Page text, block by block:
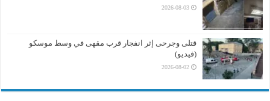
2026-08-03
قتلى وجرحى إثر انفجار قرب مقهى في وسط موسكو
(فيديو)
2026-08-02